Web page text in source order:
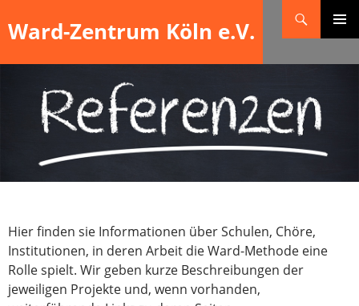
Ward-Zentrum Köln e.V.
ZUM
SPRINGEN
Hier finden sie Informationen über Schulen, Chöre,
Institutionen, in deren Arbeit die Ward-Methode eine
Rolle spielt. Wir geben kurze Beschreibungen der
jeweiligen Projekte und, wenn vorhanden,